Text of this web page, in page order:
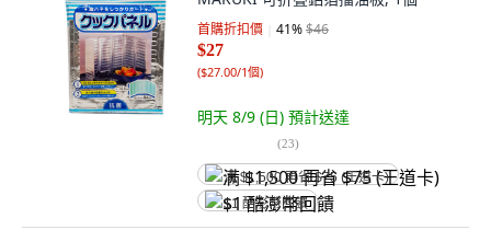
首購折扣價 41%$46
$27
($27.00/1個)
明天 8/9 (日) 預計送達
(23)
满 $1,500 再省 $75 (王道卡)
$1 酷澎幣回饋